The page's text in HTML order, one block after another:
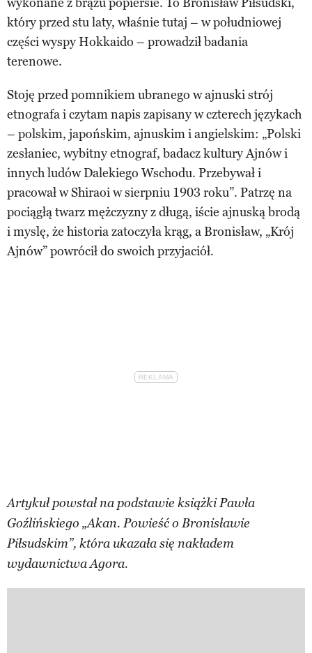
który przed stu laty, właśnie tutaj – w południowej
części wyspy Hokkaido – prowadził badania
terenowe.
Stoję przed pomnikiem ubranego w ajnuski strój
etnografa i czytam napis zapisany w czterech językach
– polskim, japońskim, ajnuskim i angielskim: „Polski
zesłaniec, wybitny etnograf, badacz kultury Ajnów i
innych ludów Dalekiego Wschodu. Przebywał i
pracował w Shiraoi w sierpniu 1903 roku”. Patrzę na
pociągłą twarz mężczyzny z długą, iście ajnuską brodą
i myslę, że historia zatoczyła krąg, a Bronisław, „Krój
Ajnów” powrócił do swoich przyjaciół.
Artykuł powstał na podstawie książki Pawła
Goźlińskiego „Akan. Powieść o Bronisławie
Piłsudskim”, która ukazała się nakładem
wydawnictwa Agora.